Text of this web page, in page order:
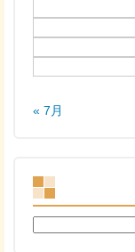
« 7月
検
索: